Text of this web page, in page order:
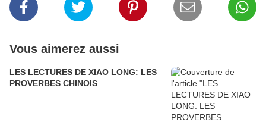
Vous aimerez aussi
LES LECTURES DE XIAO LONG: LES
PROVERBES CHINOIS